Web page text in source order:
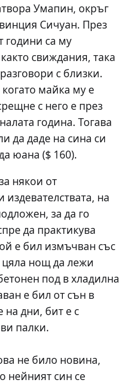
Умапин, окръг
Сичуан. През
години са му
свиждания, така
с близки.
майка му е
с него е през
година. Тогава
да даде на сина си
юана ($ 160).
някои от
издевателствата, на
за да го
да практикува
е бил измъчван със
цяла нощ да лежи
под в хладилна
е бил от сън в
дни, бит е с
палки.
не било новина,
нейният син се